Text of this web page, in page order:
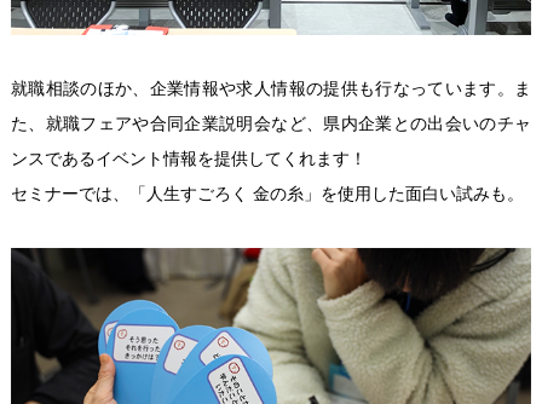
就職相談のほか、企業情報や求人情報の提供も行なっています。ま
た、就職フェアや合同企業説明会など、県内企業との出会いのチャ
ンスであるイベント情報を提供してくれます！
セミナーでは、「人生すごろく 金の糸」を使用した面白い試みも。